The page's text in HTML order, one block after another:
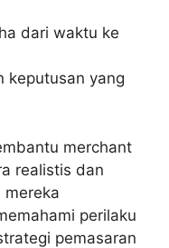
dari waktu ke
keputusan yang
merchant
realistis dan
mereka
perilaku
pemasaran